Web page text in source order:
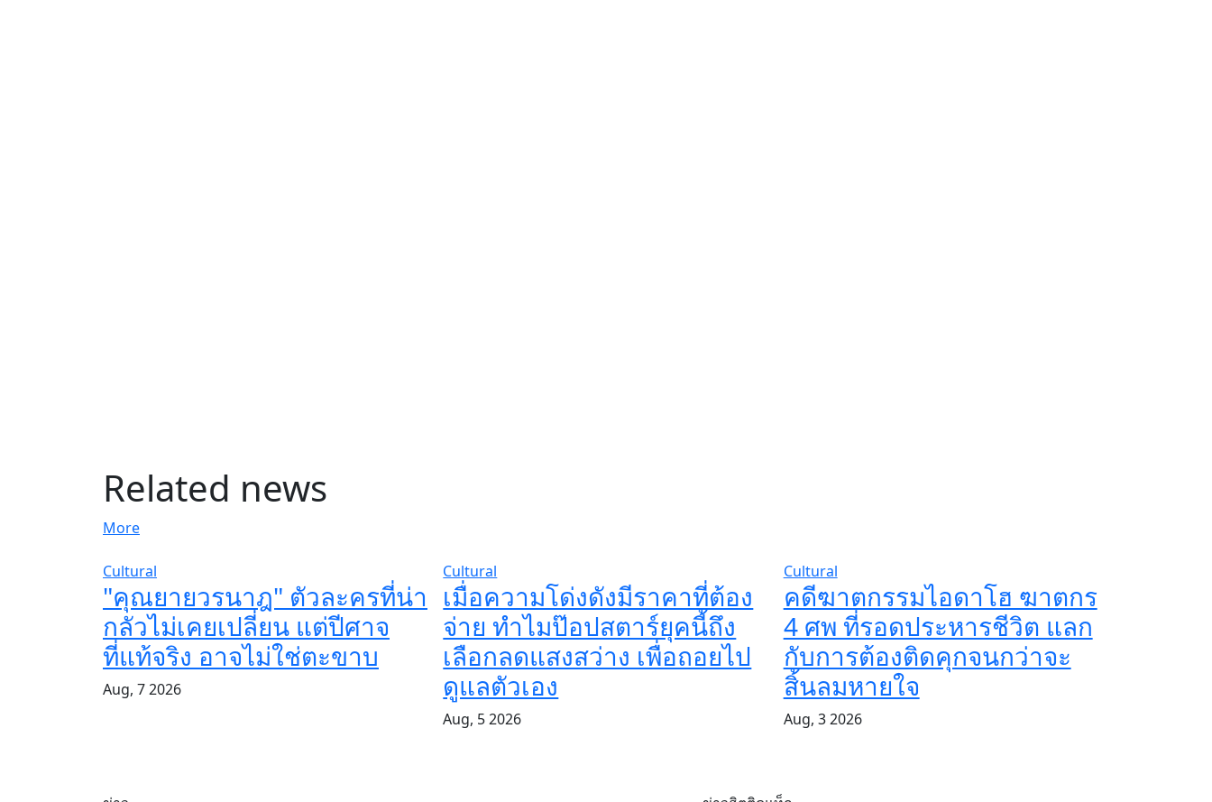
Related news
More
Cultural
"คุณยายวรนาฎ" ตัวละครที่น่า
กลัวไม่เคยเปลี่ยน แต่ปีศาจ
ที่แท้จริง อาจไม่ใช่ตะขาบ
Aug, 7 2026
Cultural
เมื่อความโด่งดังมีราคาที่ต้อง
จ่าย ทำไมป๊อปสตาร์ยุคนี้ถึง
เลือกลดแสงสว่าง เพื่อถอยไป
ดูแลตัวเอง
Aug, 5 2026
Cultural
คดีฆาตกรรมไอดาโฮ ฆาตกร
4 ศพ ที่รอดประหารชีวิต แลก
กับการต้องติดคุกจนกว่าจะ
สิ้นลมหายใจ
Aug, 3 2026